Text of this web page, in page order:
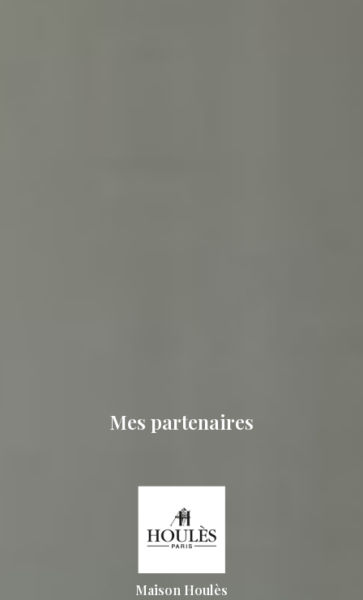
Mes partenaires
Maison Houlès